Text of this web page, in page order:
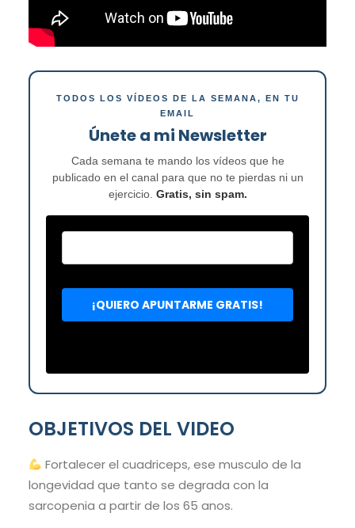
TODOS LOS VÍDEOS DE LA SEMANA, EN TU
EMAIL
Únete a mi Newsletter
Cada semana te mando los vídeos que he
publicado en el canal para que no te pierdas ni un
ejercicio. Gratis, sin spam.
OBJETIVOS DEL VIDEO
Fortalecer el cuadriceps, ese musculo de la
longevidad que tanto se degrada con la
sarcopenia a partir de los 65 anos.